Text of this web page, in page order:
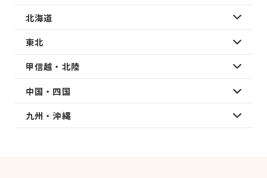
北海道
東北
甲信越・北陸
中国・四国
九州・沖縄